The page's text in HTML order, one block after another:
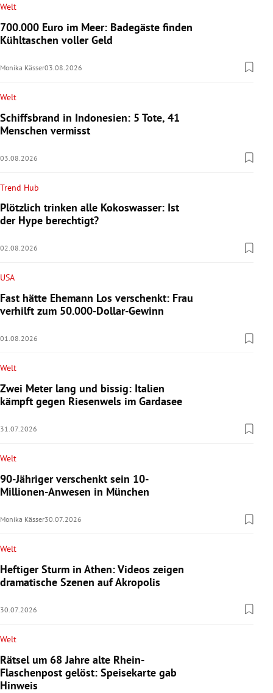
Welt
700.000 Euro im Meer: Badegäste finden
Kühltaschen voller Geld
Monika Kässer03.08.2026
Welt
Schiffsbrand in Indonesien: 5 Tote, 41
Menschen vermisst
03.08.2026
Trend Hub
Plötzlich trinken alle Kokoswasser: Ist
der Hype berechtigt?
02.08.2026
USA
Fast hätte Ehemann Los verschenkt: Frau
verhilft zum 50.000-Dollar-Gewinn
01.08.2026
Welt
Zwei Meter lang und bissig: Italien
kämpft gegen Riesenwels im Gardasee
31.07.2026
Welt
90-Jähriger verschenkt sein 10-
Millionen-Anwesen in München
Monika Kässer30.07.2026
Welt
Heftiger Sturm in Athen: Videos zeigen
dramatische Szenen auf Akropolis
30.07.2026
Welt
Rätsel um 68 Jahre alte Rhein-
Flaschenpost gelöst: Speisekarte gab
Hinweis